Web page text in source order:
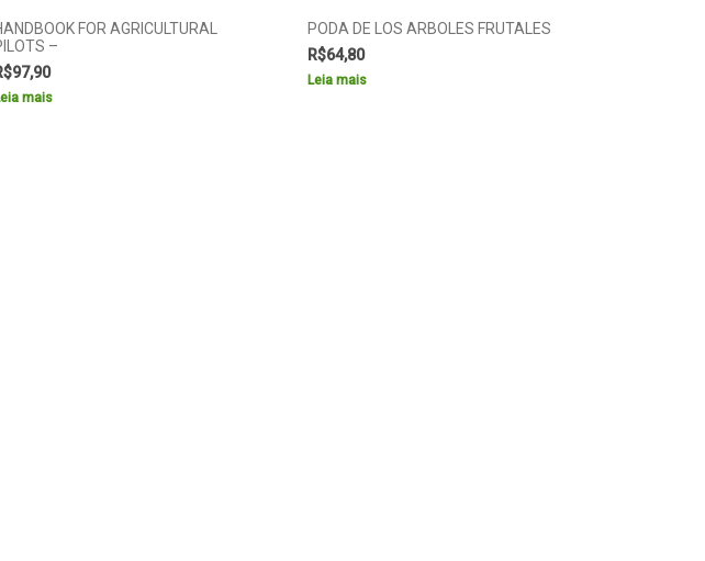
FOR AGRICULTURAL
–
97,90
mais
PODA DE LOS ARBOLES FRUTALES
R$64,80
Leia mais